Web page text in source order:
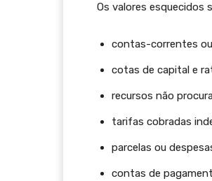
Os valores esquecidos
contas-correntes
cotas de capital e
recursos não
tarifas cobradas
parcelas ou
contas de